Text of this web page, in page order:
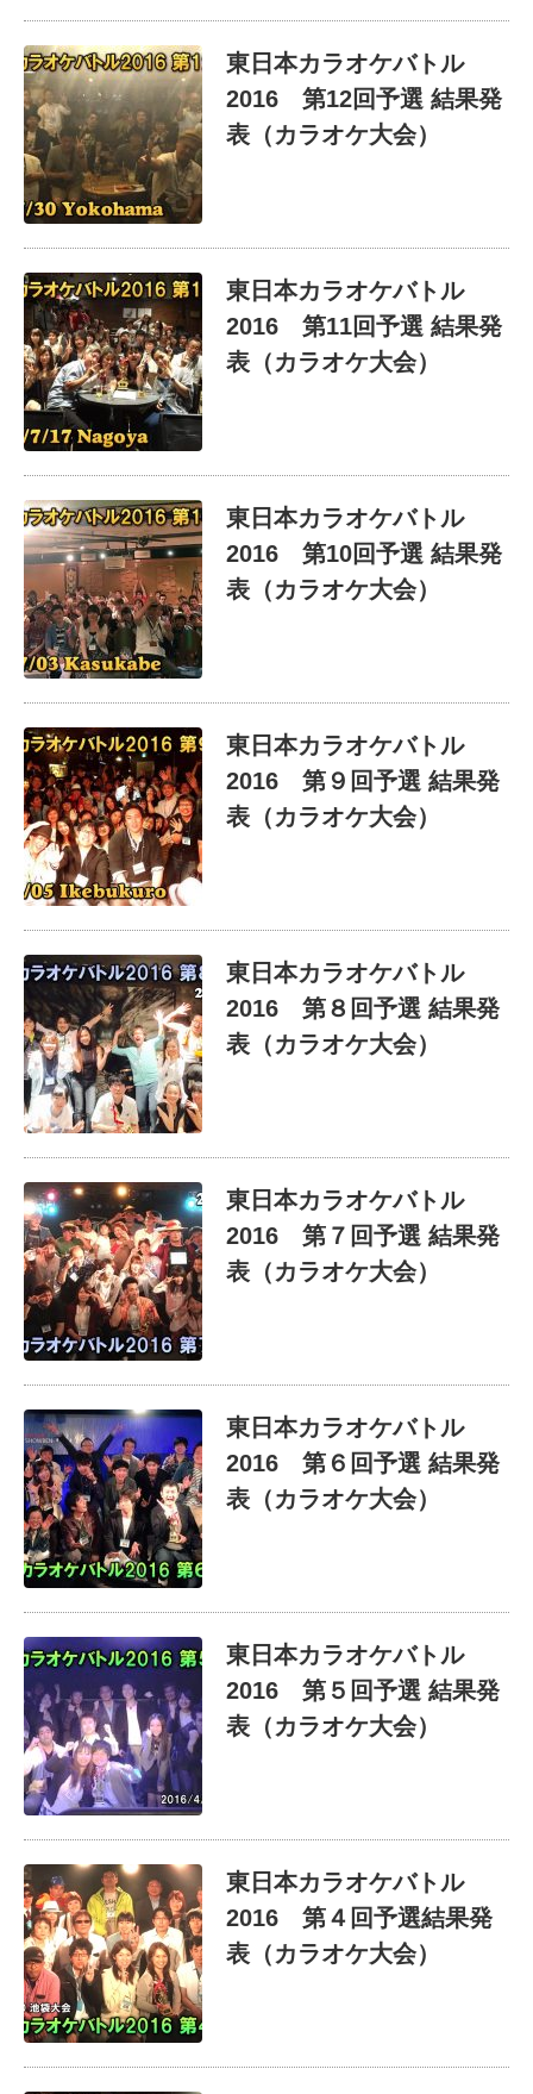
東日本カラオケバトル
2016 第12回予選 結果発
表（カラオケ大会）
東日本カラオケバトル
2016 第11回予選 結果発
表（カラオケ大会）
東日本カラオケバトル
2016 第10回予選 結果発
表（カラオケ大会）
東日本カラオケバトル
2016 第９回予選 結果発
表（カラオケ大会）
東日本カラオケバトル
2016 第８回予選 結果発
表（カラオケ大会）
東日本カラオケバトル
2016 第７回予選 結果発
表（カラオケ大会）
東日本カラオケバトル
2016 第６回予選 結果発
表（カラオケ大会）
東日本カラオケバトル
2016 第５回予選 結果発
表（カラオケ大会）
東日本カラオケバトル
2016 第４回予選結果発
表（カラオケ大会）